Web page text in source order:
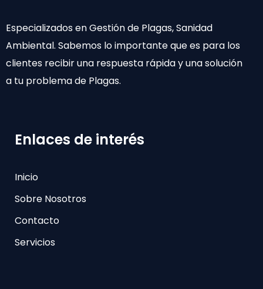
Especializados en Gestión de Plagas, Sanidad
Ambiental. Sabemos lo importante que es para los
clientes recibir una respuesta rápida y una solución
a tu problema de Plagas.
Enlaces de interés
Inicio
Sobre Nosotros
Contacto
Servicios